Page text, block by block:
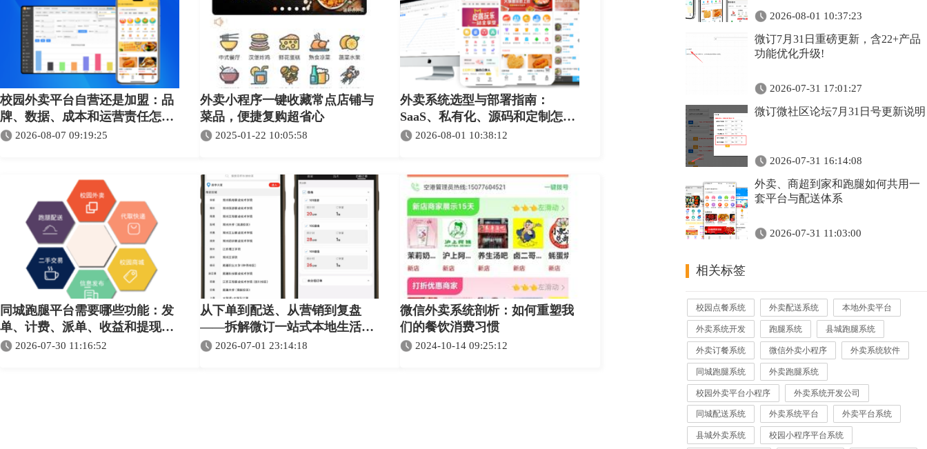
校园外卖平台自营还是加盟：品
牌、数据、成本和运营责任怎么
选 2026-08-07 09:19:25
外卖小程序一键收藏常点店铺与
菜品，便捷复购超省心
2025-01-22 10:05:58
外卖系统选型与部署指南：
SaaS、私有化、源码和定制怎么
选 2026-08-01 10:38:12
同城跑腿平台需要哪些功能：发
单、计费、派单、收益和提现完
整指南
2026-07-30 11:16:52
从下单到配送、从营销到复盘
——拆解微订一站式本地生活系
统的核心产品力
2026-07-01 23:14:18
微信外卖系统剖析：如何重塑我
们的餐饮消费习惯
2024-10-14 09:25:12
2026-08-01 10:37:23
微订7月31日重磅更新，含22+产品
功能优化升级!
2026-07-31 17:01:27
微订微社区论坛7月31日号更新说明
2026-07-31 16:14:08
外卖、商超到家和跑腿如何共用一
套平台与配送体系
2026-07-31 11:03:00
相关标签
校园点餐系统 外卖配送系统 本地外卖平台
外卖系统开发 跑腿系统 县城跑腿系统
外卖订餐系统 微信外卖小程序 外卖系统软件
同城跑腿系统 外卖跑腿系统
校园外卖平台小程序 外卖系统开发公司
同城配送系统 外卖系统平台 外卖平台系统
县城外卖系统 校园小程序平台系统